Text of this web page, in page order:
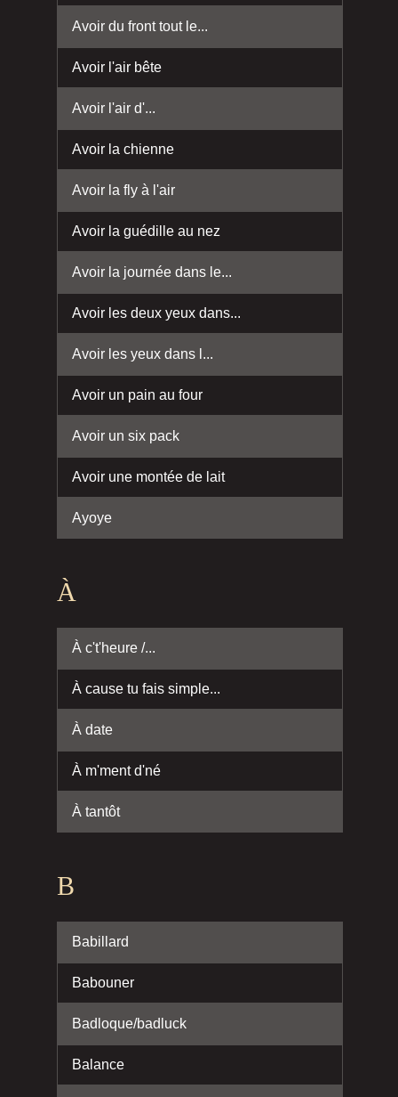
Avoir du front tout le...
Avoir l'air bête
Avoir l'air d'...
Avoir la chienne
Avoir la fly à l'air
Avoir la guédille au nez
Avoir la journée dans le...
Avoir les deux yeux dans...
Avoir les yeux dans l...
Avoir un pain au four
Avoir un six pack
Avoir une montée de lait
Ayoye
À
À c't'heure /...
À cause tu fais simple...
À date
À m'ment d'né
À tantôt
B
Babillard
Babouner
Badloque/badluck
Balance